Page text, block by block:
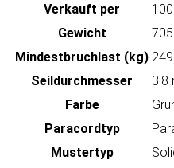
Verkauft per
Gewicht
Mindestbruchlast (kg) 249
Seildurchmesser
3.8
Farbe
Paracordtyp
Mustertyp